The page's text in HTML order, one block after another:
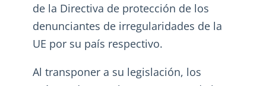
de la Directiva de protección de los
denunciantes de irregularidades de la
UE por su país respectivo.
Al transponer a su legislación, los